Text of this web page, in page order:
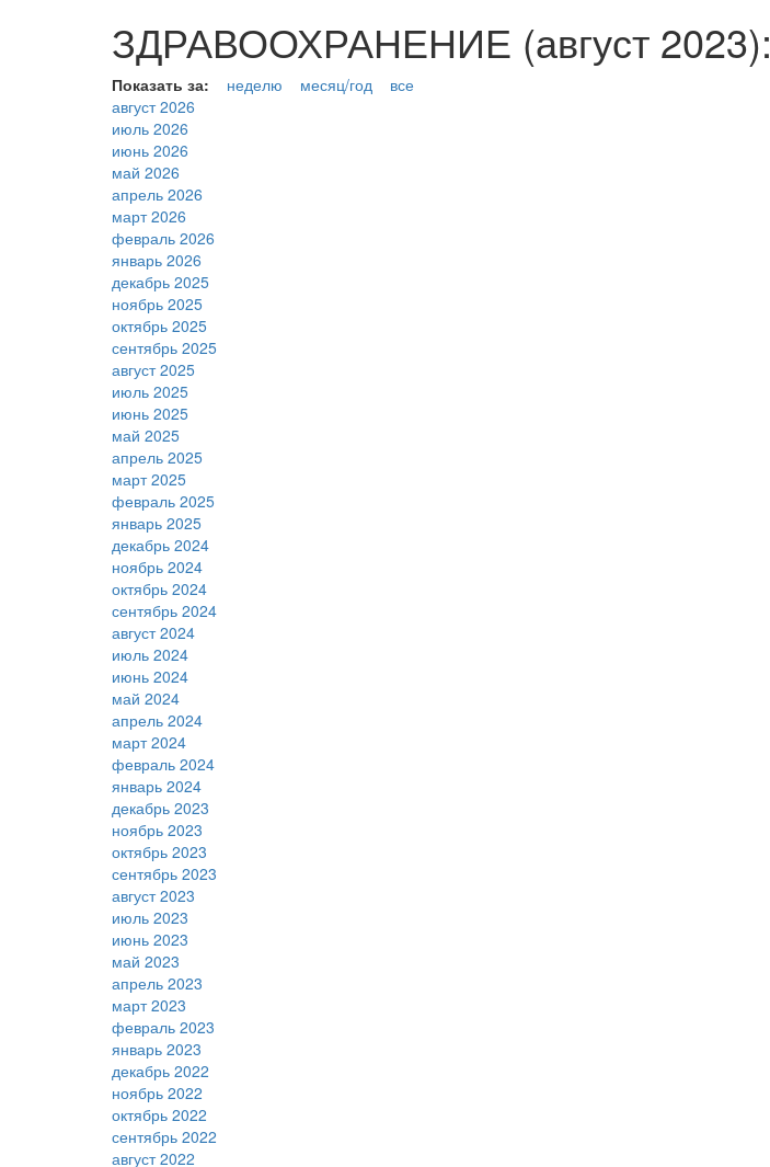
ЗДРАВООХРАНЕНИЕ (август 2023):
Показать за: неделю месяц/год
все
август 2026
июль 2026
июнь 2026
май 2026
апрель 2026
март 2026
февраль 2026
январь 2026
декабрь 2025
ноябрь 2025
октябрь 2025
сентябрь 2025
август 2025
июль 2025
июнь 2025
май 2025
апрель 2025
март 2025
февраль 2025
январь 2025
декабрь 2024
ноябрь 2024
октябрь 2024
сентябрь 2024
август 2024
июль 2024
июнь 2024
май 2024
апрель 2024
март 2024
февраль 2024
январь 2024
декабрь 2023
ноябрь 2023
октябрь 2023
сентябрь 2023
август 2023
июль 2023
июнь 2023
май 2023
апрель 2023
март 2023
февраль 2023
январь 2023
декабрь 2022
ноябрь 2022
октябрь 2022
сентябрь 2022
август 2022